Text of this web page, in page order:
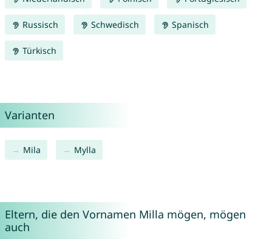
Russisch Schwedisch Spanisch
Türkisch
Varianten
Mila Mylla
Eltern, die den Vornamen Milla mögen, mögen
auch